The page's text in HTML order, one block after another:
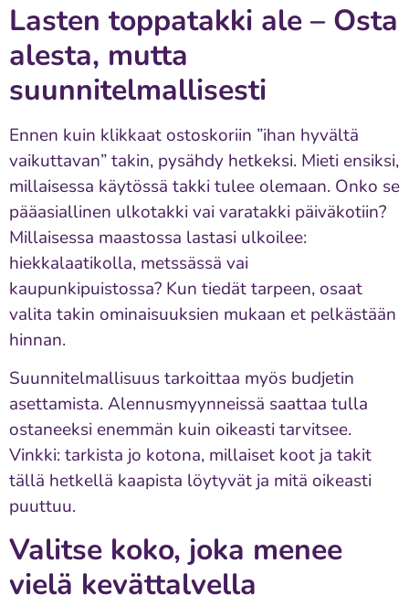
Lasten toppatakki ale – Osta
alesta, mutta
suunnitelmallisesti
Ennen kuin klikkaat ostoskoriin ”ihan hyvältä
vaikuttavan” takin, pysähdy hetkeksi. Mieti ensiksi,
millaisessa käytössä takki tulee olemaan. Onko se
pääasiallinen ulkotakki vai varatakki päiväkotiin?
Millaisessa maastossa lastasi ulkoilee:
hiekkalaatikolla, metssässä vai
kaupunkipuistossa? Kun tiedät tarpeen, osaat
valita takin ominaisuuksien mukaan et pelkästään
hinnan.
Suunnitelmallisuus tarkoittaa myös budjetin
asettamista. Alennusmyynneissä saattaa tulla
ostaneeksi enemmän kuin oikeasti tarvitsee.
Vinkki: tarkista jo kotona, millaiset koot ja takit
tällä hetkellä kaapista löytyvät ja mitä oikeasti
puuttuu.
Valitse koko, joka menee
vielä kevättalvella